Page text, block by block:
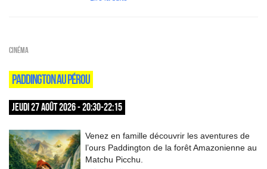
Cinéma
PADDINGTON AU PÉROU
JEUDI 27 AOÛT 2026 - 20:30-22:15
Venez en famille découvrir les aventures de
l’ours Paddington de la forêt Amazonienne au
Matchu Picchu.